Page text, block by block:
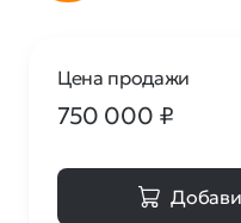
Цена продажи
750 000 ₽